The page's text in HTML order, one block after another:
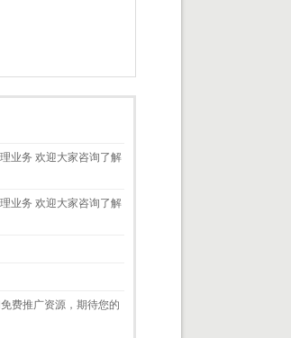
业务 欢迎大家咨询了解
业务 欢迎大家咨询了解
费推广资源，期待您的